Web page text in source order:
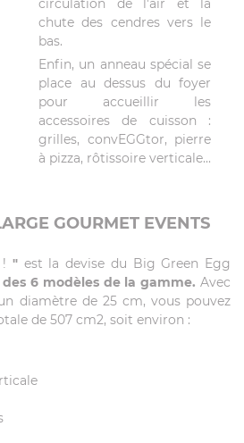
circulation de l'air et la
chute des cendres vers le
bas.
Enfin, un anneau spécial se
place au dessus du foyer
pour accueillir les
accessoires de cuisson :
grilles, convEGGtor, pierre
à pizza, rôtissoire verticale...
GOURMET EVENTS
"est la devise du Big Green Egg
des 6 modèles de la gamme.Avec
diamètre de 25 cm, vous pouvez
de 507 cm2, soit environ :